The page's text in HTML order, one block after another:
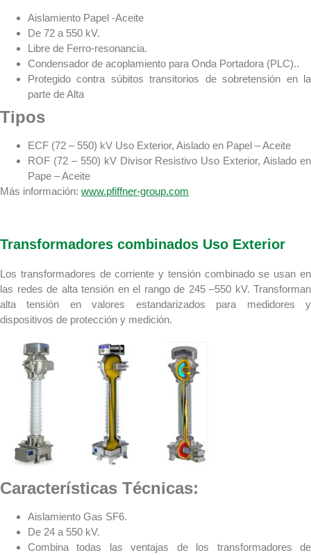
Aislamiento Papel -Aceite
De 72 a 550 kV.
Libre de Ferro-resonancia.
Condensador de acoplamiento para Onda Portadora (PLC)..
Protegido contra súbitos transitorios de sobretensión en la
parte de Alta
Tipos
ECF (72 – 550) kV Uso Exterior, Aislado en Papel – Aceite
ROF (72 – 550) kV Divisor Resistivo Uso Exterior, Aislado en
Pape – Aceite
Más información: www.pfiffner-group.com
Transformadores combinados Uso Exterior
Los transformadores de corriente y tensión combinado se usan en
las redes de alta tensión en el rango de 245 –550 kV. Transforman
alta tensión en valores estandarizados para medidores y
dispositivos de protección y medición.
Características Técnicas:
Aislamiento Gas SF6.
De 24 a 550 kV.
Combina todas las ventajas de los transformadores de